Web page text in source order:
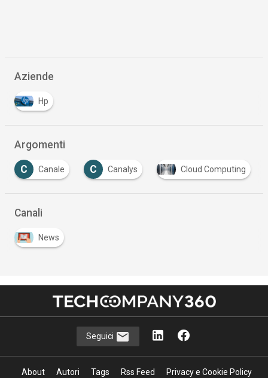
Aziende
Hp
Argomenti
C Canale C Canalys Cloud Computing
Canali
News
Seguici
About Autori Tags Rss Feed
Privacy e Cookie Policy